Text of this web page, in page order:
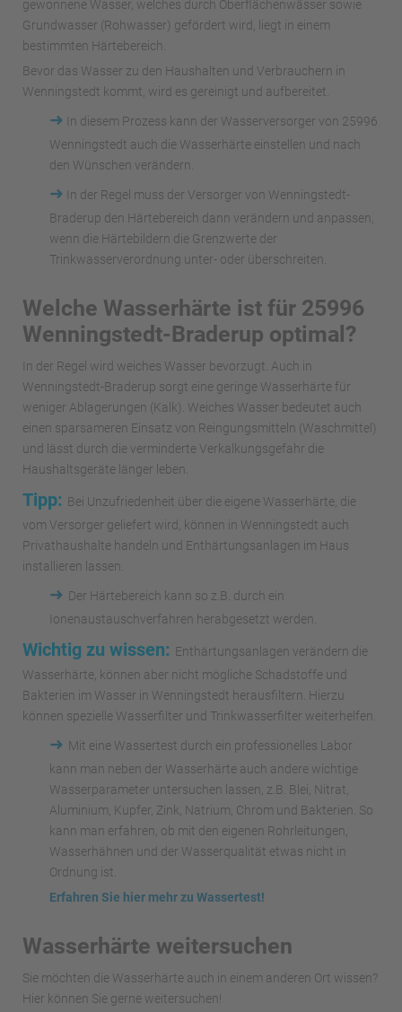
gewonnene Wasser, welches durch Oberflächenwässer sowie
Grundwasser (Rohwasser) gefördert wird, liegt in einem
bestimmten Härtebereich.
Bevor das Wasser zu den Haushalten und Verbrauchern in
Wenningstedt kommt, wird es gereinigt und aufbereitet.
➜
In diesem Prozess kann der Wasserversorger von 25996
Wenningstedt auch die Wasserhärte einstellen und nach
den Wünschen verändern.
➜
In der Regel muss der Versorger von Wenningstedt-
Braderup den Härtebereich dann verändern und anpassen,
wenn die Härtebildern die Grenzwerte der
Trinkwasserverordnung unter- oder überschreiten.
Welche Wasserhärte ist für 25996
Wenningstedt-Braderup optimal?
In der Regel wird weiches Wasser bevorzugt. Auch in
Wenningstedt-Braderup sorgt eine geringe Wasserhärte für
weniger Ablagerungen (Kalk). Weiches Wasser bedeutet auch
einen sparsameren Einsatz von Reingungsmitteln (Waschmittel)
und lässt durch die verminderte Verkalkungsgefahr die
Haushaltsgeräte länger leben.
Tipp: Bei Unzufriedenheit über die eigene Wasserhärte, die
vom Versorger geliefert wird, können in Wenningstedt auch
Privathaushalte handeln und Enthärtungsanlagen im Haus
installieren lassen.
➜ Der Härtebereich kann so z.B. durch ein
Ionenaustauschverfahren herabgesetzt werden.
Wichtig zu wissen: Enthärtungsanlagen verändern die
Wasserhärte, können aber nicht mögliche Schadstoffe und
Bakterien im Wasser in Wenningstedt herausfiltern. Hierzu
können spezielle Wasserfilter und Trinkwasserfilter weiterhelfen.
➜ Mit eine Wassertest durch ein professionelles Labor
kann man neben der Wasserhärte auch andere wichtige
Wasserparameter untersuchen lassen, z.B. Blei, Nitrat,
Aluminium, Kupfer, Zink, Natrium, Chrom und Bakterien. So
kann man erfahren, ob mit den eigenen Rohrleitungen,
Wasserhähnen und der Wasserqualität etwas nicht in
Ordnung ist.
Erfahren Sie hier mehr zu Wassertest!
Wasserhärte weitersuchen
Sie möchten die Wasserhärte auch in einem anderen Ort wissen?
Hier können Sie gerne weitersuchen!